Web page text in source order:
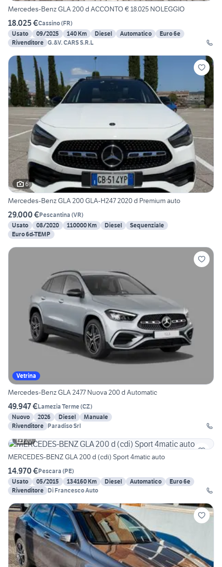
Mercedes-Benz GLA 200 d ACCONTO € 18.025 NOLEGGIO
18.025 €Cassino(FR)
Usato
09/2025 140 Km Diesel Automatico
Euro 6e
Rivenditore G.&V. CARS S.R.L
6
Mercedes-Benz GLA 200 GLA-H247 2020 d Premium auto
29.000 €Pescantina (VR)
Usato
08/2020 110000 Km Diesel
Sequenziale
Euro 6d-TEMP
Vetrina
Mercedes-Benz GLA 2477 Nuova 200 d Automatic
49.947 €Lamezia Terme(CZ)
Nuovo
2026 Diesel
Manuale
Rivenditore Paradiso Srl
20
MERCEDES-BENZ GLA 200 d (cdi) Sport 4matic auto
14.970 €Pescara (PE)
Usato
05/2015 134160 Km Diesel Automatico
Euro 6e
Rivenditore Di Francesco Auto